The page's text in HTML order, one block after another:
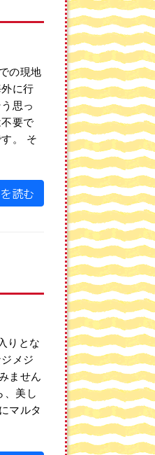
の現地
に行
思っ
要で
。 そ
読む
りとな
メジ
ません
、美し
マルタ